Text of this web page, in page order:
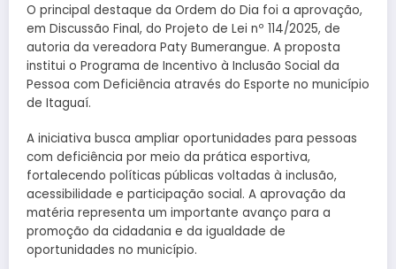
O principal destaque da Ordem do Dia foi a aprovação,
em Discussão Final, do Projeto de Lei nº 114/2025, de
autoria da vereadora Paty Bumerangue. A proposta
institui o Programa de Incentivo à Inclusão Social da
Pessoa com Deficiência através do Esporte no município
de Itaguaí.
A iniciativa busca ampliar oportunidades para pessoas
com deficiência por meio da prática esportiva,
fortalecendo políticas públicas voltadas à inclusão,
acessibilidade e participação social. A aprovação da
matéria representa um importante avanço para a
promoção da cidadania e da igualdade de
oportunidades no município.